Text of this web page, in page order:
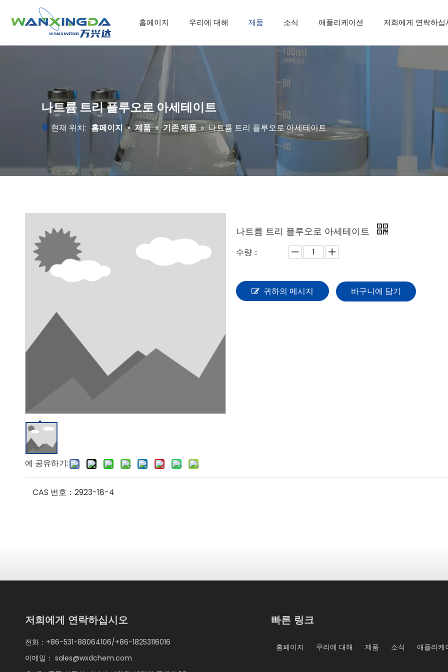
홈페이지 우리에 대해 제품 소식 애플리케이션 저희에게 연락하십
나트륨 트리 플루오로 아세테이트
현재 위치: 홈페이지 » 제품 » 기존 제품 » 나트륨 트리 플루오로 아세테이트
에 공유하기:
나트륨 트리 플루오로 아세테이트
수량：
귀하의 메시지 바구니에 담기
CAS 번호： 2923-18-4
저희에게 연락하십시오
전화：+86-531-88064106/+86-18253116016
이메일： sales@wxdchem.com
빠른 링크
홈페이지 우리에 대해 제품 소식 애플리케